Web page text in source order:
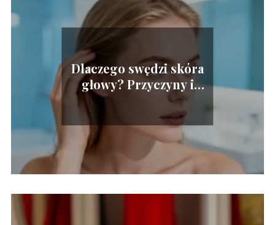
Dlaczego swędzi skóra
głowy? Przyczyny i
sposoby leczenia